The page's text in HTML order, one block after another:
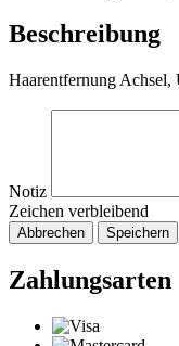
Beschreibung
Haarentfernung Achsel,
Notiz
Zeichen verbleibend
Abbrechen Speichern
Zahlungsarten